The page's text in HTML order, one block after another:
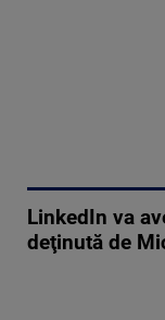
LinkedIn va
deţinută de